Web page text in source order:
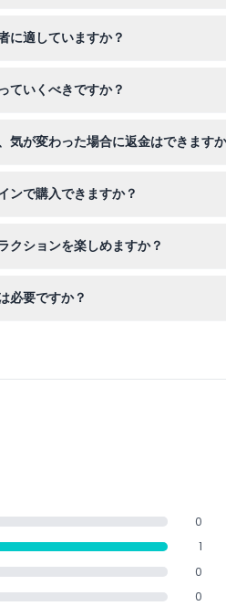
に適していますか？
ていくべきですか？
気が変わった場合に返金はできます
ンで購入できますか？
クションを楽しめますか？
必要ですか？
0
1
0
0